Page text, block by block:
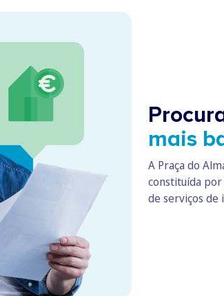
mais
A Praça do
constituída por
de serviços de